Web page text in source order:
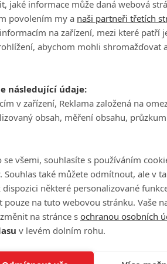
| Fandíme seriálům
jaké informace může daná webová
povolením my a naši partneři třetích
na zařízení, mezi které patří
abychom mohli shromažďovat
následující údaje:
v zařízení, Reklama založená na
obsah, měření obsahu,
všemi, souhlasíte s používáním
také můžete odmítnout, ale v
některé personalizované
na tuto webovou stránku. Vaše
na stránce s ochranou osobních
v levém dolním rohu.